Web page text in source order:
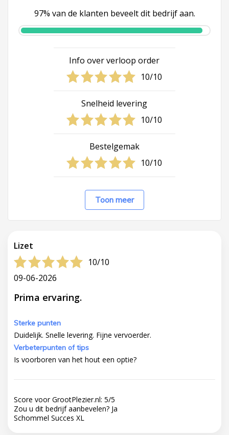
97% van de klanten beveelt dit bedrijf aan.
Info over verloop order
10/10
Snelheid levering
10/10
Bestelgemak
10/10
Toon meer
Lizet
10/10
09-06-2026
Prima ervaring.
Sterke punten
Duidelijk. Snelle levering. Fijne vervoerder.
Verbeterpunten of tips
Is voorboren van het hout een optie?
Score voor GrootPlezier.nl: 5/5
Zou u dit bedrijf aanbevelen? Ja
Schommel Succes XL